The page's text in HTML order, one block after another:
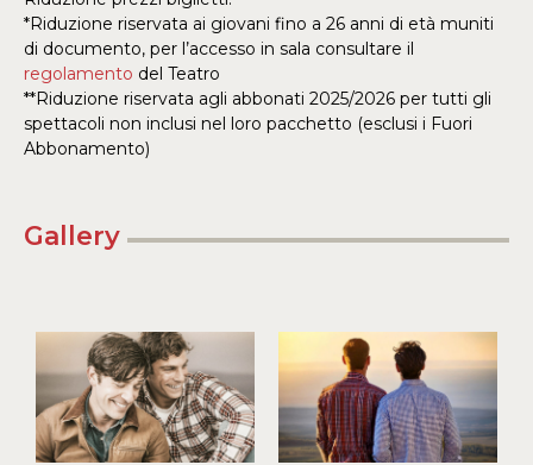
*Riduzione riservata ai giovani fino a 26 anni di età muniti
di documento, per l’accesso in sala consultare il
regolamento del Teatro
**Riduzione riservata agli abbonati 2025/2026 per tutti gli
spettacoli non inclusi nel loro pacchetto (esclusi i Fuori
Abbonamento)
Gallery